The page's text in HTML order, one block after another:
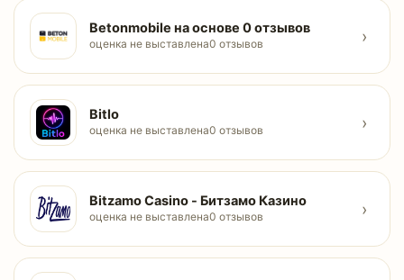
Betonmobile на основе 0 отзывов
оценка не выставлена0 отзывов ›
Bitlo
оценка не выставлена0 отзывов ›
Bitzamo Casino - Битзамо Казино
оценка не выставлена0 отзывов ›